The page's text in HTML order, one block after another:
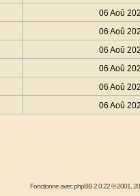
06 Aoû
06 Aoû
06 Aoû
06 Aoû
06 Aoû
06 Aoû
Fonctionne avecphpBB2.0.22 © 2001,